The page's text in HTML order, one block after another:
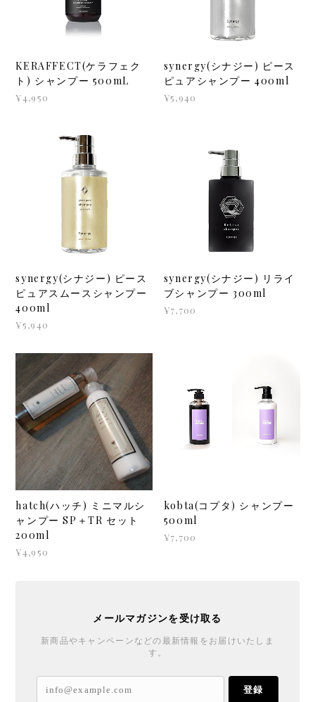
KERAFFECT(ケラフェク
ト) シャンプー 500mL
¥4,950
synergy(シナジー) ピース
ピュアシャンプー 400ml
¥5,940
synergy(シナジー) ピース
ピュアスムースシャンプー
400ml
¥5,940
synergy(シナジー) リライ
ブシャンプー 300ml
¥7,700
hatch(ハッチ) ミニマルシ
ャンプー SP＋TR セット
200ml
¥4,950
kobta(コプタ) シャンプー
500ml
¥7,700
メールマガジンを受け取る
新商品やキャンペーンなどの最新情報をお届けいたしま
す。
登録